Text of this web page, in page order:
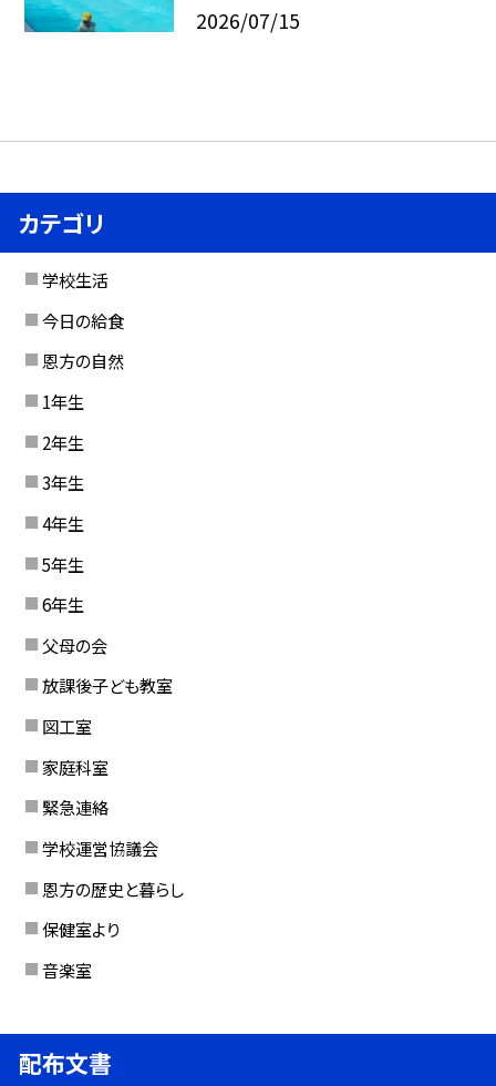
2026/07/15
カテゴリ
学校生活
今日の給食
恩方の自然
1年生
2年生
3年生
4年生
5年生
6年生
父母の会
放課後子ども教室
図工室
家庭科室
緊急連絡
学校運営協議会
恩方の歴史と暮らし
保健室より
音楽室
配布文書